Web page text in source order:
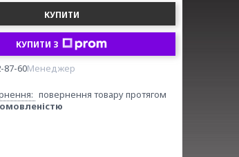
КУПИТИ
КУПИТИ З
87-60Менеджер
повернення товару протягом